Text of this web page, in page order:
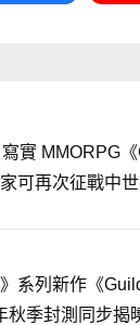
實 MMORPG
可再次征戰中
》系列新作《
秋季封測同步揭